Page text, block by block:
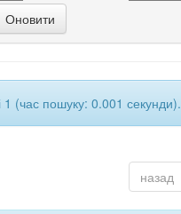
1 (час пошуку: 0.001 секунди).
назад